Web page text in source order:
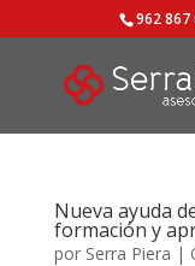
962 867
Nueva ayuda
formación y
por Serra Piera |